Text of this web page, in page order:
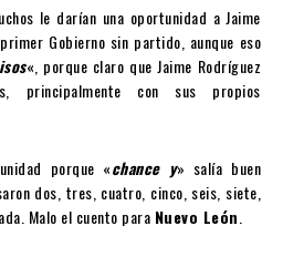
le darían una oportunidad a Jaime
Gobierno sin partido, aunque eso
«, porque claro que Jaime Rodríguez
principalmente con sus propios
porque «chance y» salía buen
dos, tres, cuatro, cinco, seis, siete,
Malo el cuento para Nuevo León